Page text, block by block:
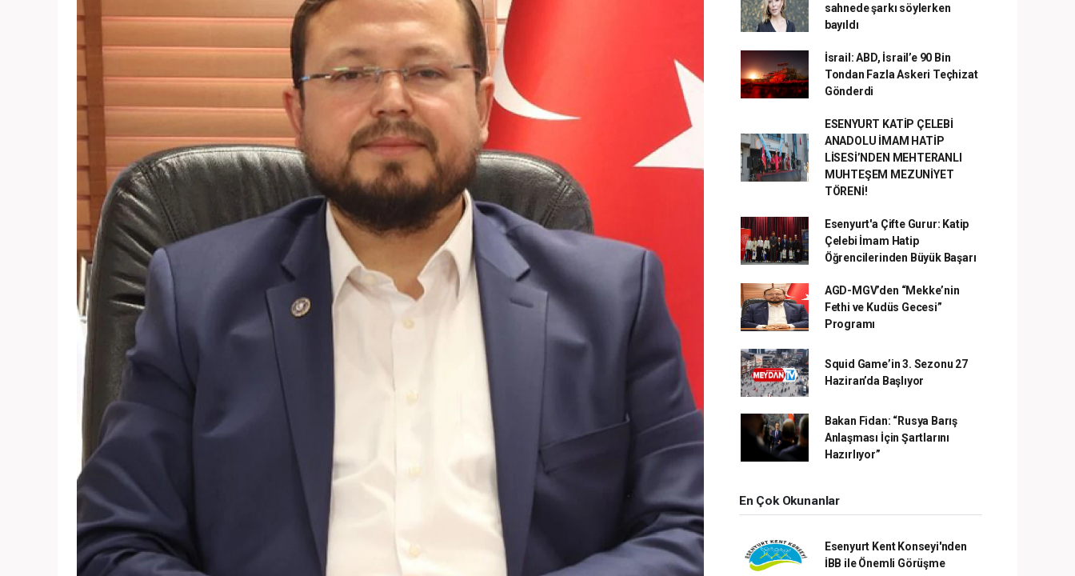
sahnede şarkı söylerken
bayıldı
İsrail: ABD, İsrail’e 90 Bin
Tondan Fazla Askeri Teçhizat
Gönderdi
ESENYURT KATİP ÇELEBİ
ANADOLU İMAM HATİP
LİSESİ’NDEN MEHTERANLI
MUHTEŞEM MEZUNİYET
TÖRENİ!
Esenyurt'a Çifte Gurur: Katip
Çelebi İmam Hatip
Öğrencilerinden Büyük Başarı
AGD-MGV’den “Mekke’nin
Fethi ve Kudüs Gecesi”
Programı
Squid Game’in 3. Sezonu 27
Haziran’da Başlıyor
Bakan Fidan: “Rusya Barış
Anlaşması İçin Şartlarını
Hazırlıyor”
En Çok Okunanlar
Esenyurt Kent Konseyi'nden
İBB ile Önemli Görüşme